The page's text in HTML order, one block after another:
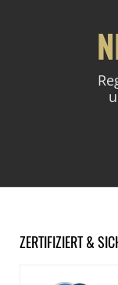
ZERTIFIZIERT &